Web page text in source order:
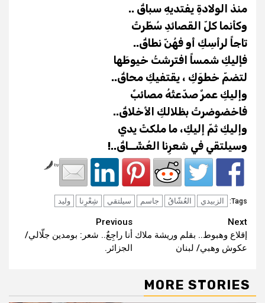
منذ الولادةِ يفتديهِ سباقُ ..
وكأنما كلّ القصائدِ سُطّرتْ
تاجاً لرأسِكِ أو فهُنّ نطاقُ..
فإليكِ شمساً افترشتُ خيوطَها
لتضمّ خطوَكِ ، يقتفيكِ محاقُ..
وإليكِ عمرٌ صدّعتْهُ مصائبٌ
فاخضوضرتْ بظلالكِ الأخلاقُ..
وإليكِ ثمّ إليكِ، ما ملكتْ يدي
وسيلتقي في شعرِنا العُشّــاقُ..!
by
Tags: الزبيدي العُشّاقُ جاسم سيلتقي شِعْرِنا وليد
Continue
Reading
Previous
أنا راجِعٌ.. شعر: بومدين جلّالي/
الجزائر.
Next
إقلاع وهبوط.. بقلم وريشة ملاك
عكوش وهبي/ لبنان
MORE STORIES